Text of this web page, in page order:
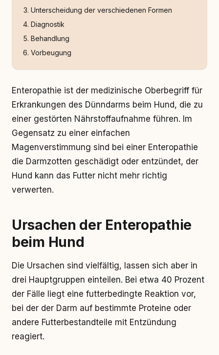
Unterscheidung der verschiedenen Formen
Diagnostik
Behandlung
Vorbeugung
Enteropathie ist der medizinische Oberbegriff für
Erkrankungen des Dünndarms beim Hund, die zu
einer gestörten Nährstoffaufnahme führen. Im
Gegensatz zu einer einfachen
Magenverstimmung sind bei einer Enteropathie
die Darmzotten geschädigt oder entzündet, der
Hund kann das Futter nicht mehr richtig
verwerten.
Ursachen der Enteropathie
beim Hund
Die Ursachen sind vielfältig, lassen sich aber in
drei Hauptgruppen einteilen. Bei etwa 40 Prozent
der Fälle liegt eine futterbedingte Reaktion vor,
bei der der Darm auf bestimmte Proteine oder
andere Futterbestandteile mit Entzündung
reagiert.